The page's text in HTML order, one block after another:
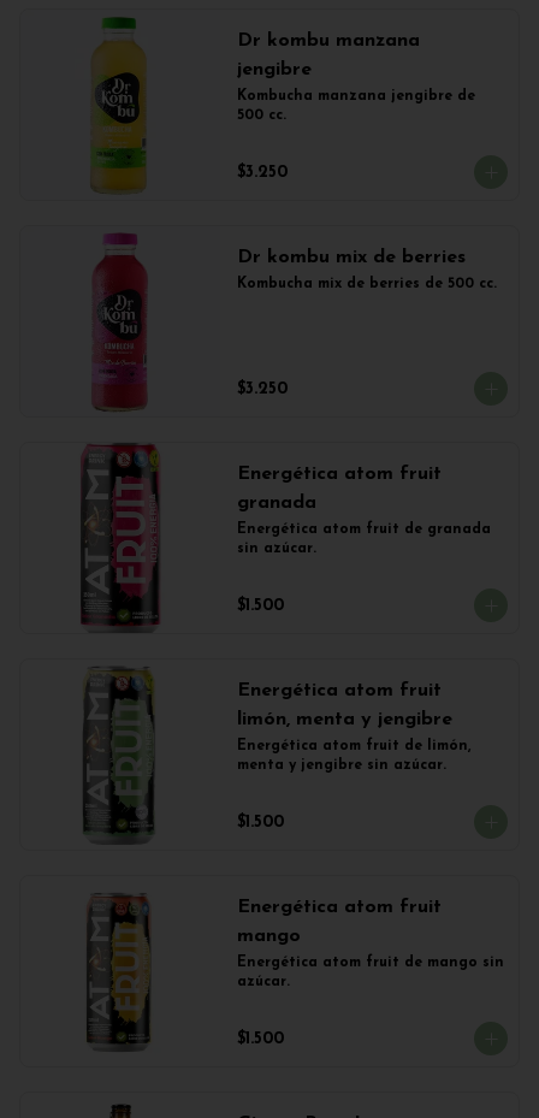
Dr kombu manzana
jengibre
Kombucha manzana jengibre de
500 cc.
$3.250
Dr kombu mix de berries
Kombucha mix de berries de 500 cc.
$3.250
Energética atom fruit
granada
Energética atom fruit de granada
sin azúcar.
$1.500
Energética atom fruit
limón, menta y jengibre
Energética atom fruit de limón,
menta y jengibre sin azúcar.
$1.500
Energética atom fruit
mango
Energética atom fruit de mango sin
azúcar.
$1.500